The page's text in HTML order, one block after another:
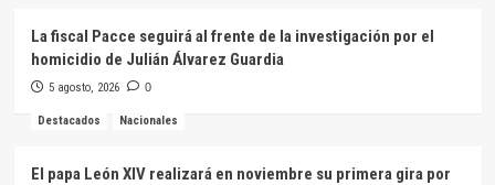
La fiscal Pacce seguirá al frente de la investigación por el
homicidio de Julián Álvarez Guardia
5 agosto, 2026 0
Destacados Nacionales
El papa León XIV realizará en noviembre su primera gira por